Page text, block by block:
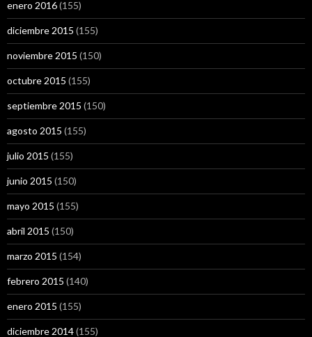
enero 2016(155)
diciembre 2015 (155)
noviembre 2015 (150)
octubre 2015 (155)
septiembre 2015 (150)
agosto 2015 (155)
julio 2015 (155)
junio 2015 (150)
mayo 2015 (155)
abril 2015 (150)
marzo 2015 (154)
febrero 2015 (140)
enero 2015 (155)
diciembre 2014(155)